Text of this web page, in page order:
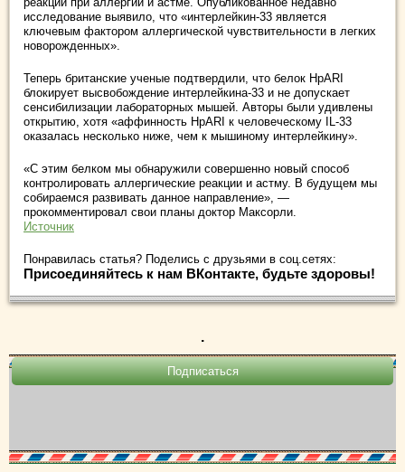
исследование выявило, что «интерлейкин-33 является
ключевым фактором аллергической чувствительности в легких
новорожденных».
Теперь британские ученые подтвердили, что белок HpARI
блокирует высвобождение интерлейкина-33 и не допускает
сенсибилизации лабораторных мышей. Авторы были удивлены
открытию, хотя «аффинность HpARI к человеческому IL-33
оказалась несколько ниже, чем к мышиному интерлейкину».
«С этим белком мы обнаружили совершенно новый способ
контролировать аллергические реакции и астму. В будущем мы
собираемся развивать данное направление», —
прокомментировал свои планы доктор Максорли.
Источник
Понравилась статья? Поделись с друзьями в соц.сетях:
Присоединяйтесь к нам ВКонтакте, будьте здоровы!
.